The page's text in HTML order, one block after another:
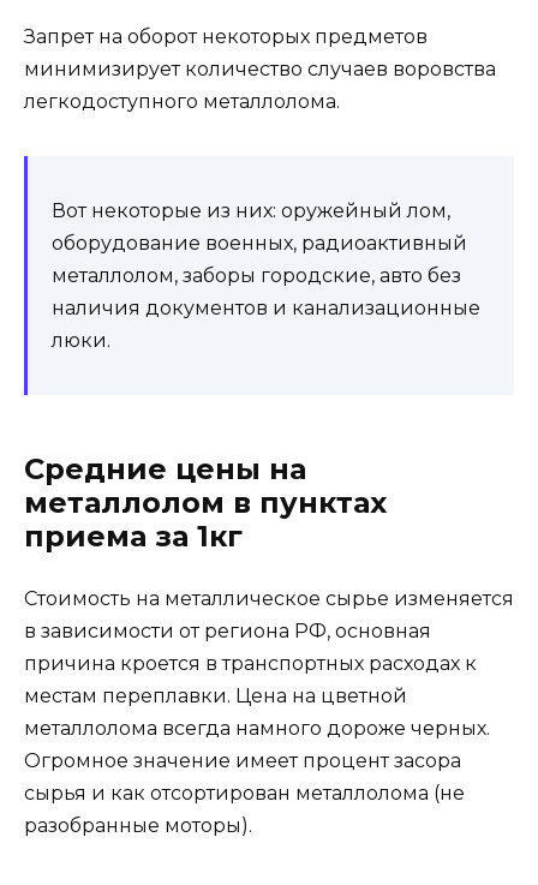
Запрет на оборот некоторых предметов
минимизирует количество случаев воровства
легкодоступного металлолома.
Вот некоторые из них: оружейный лом,
оборудование военных, радиоактивный
металлолом, заборы городские, авто без
наличия документов и канализационные
люки.
Средние цены на
металлолом в пунктах
приема за 1кг
Стоимость на металлическое сырье изменяется
в зависимости от региона РФ, основная
причина кроется в транспортных расходах к
местам переплавки. Цена на цветной
металлолома всегда намного дороже черных.
Огромное значение имеет процент засора
сырья и как отсортирован металлолома (не
разобранные моторы).